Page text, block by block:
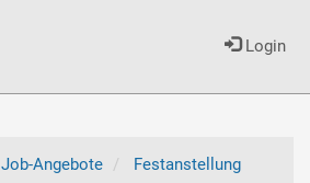
Login
Job-Angebote
Festanstellung